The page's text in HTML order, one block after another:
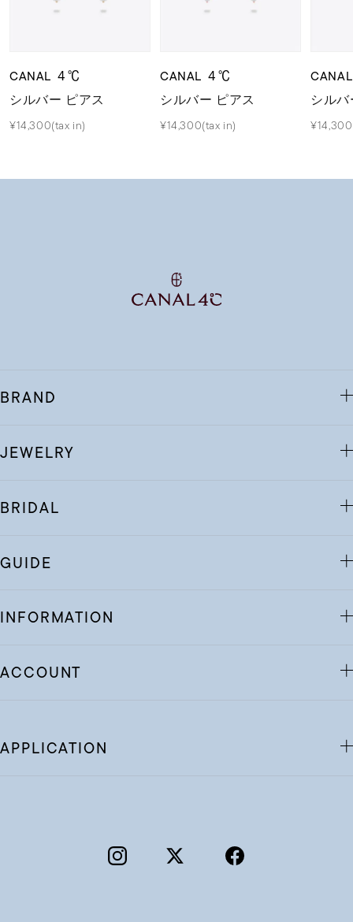
CANAL ４℃
シルバー ピアス
¥14,300(tax in)
CANAL ４℃
シルバー ピアス
¥14,300(tax in)
シル
BRAND
JEWELRY
BRIDAL
GUIDE
INFORMATION
ACCOUNT
APPLICATION